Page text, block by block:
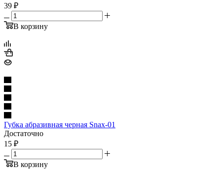
39 ₽
В корзину
Губка абразивная черная Snax-01
Достаточно
15 ₽
В корзину